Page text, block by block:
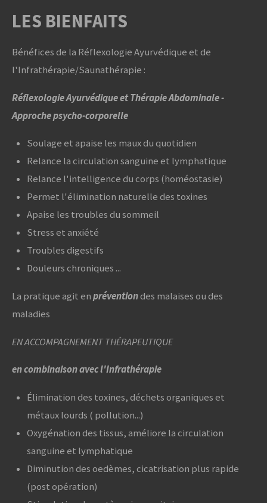
LES BIENFAITS
Bénéfices de la Réflexologie Ayurvédique et de
l'Infrathérapie/Saunathérapie :
Réflexologie Ayurvédique et Thérapie Abdominale -
Approche psycho-corporelle
Soulage et apaise les maux du quotidien
Relance la circulation sanguine et lymphatique
Relance l'intelligence du corps (homéostasie)
Permet l'élimination naturelle des toxines
Apaise les troubles du sommeil
Stress et anxiété
Troubles digestifs
Douleurs chroniques ...
La pratique agit enpréventiondes malaises ou des
maladies
EN ACCOMPAGNEMENT THÉRAPEUTIQUE
en combinaison avec l'Infrathérapie
Élimination des toxines, déchets organiques et
métaux lourds ( pollution...)
Oxygénation des tissus, améliore la circulation
sanguine et lymphatique
Diminution des oedèmes, cicatrisation plus rapide
(post opération)